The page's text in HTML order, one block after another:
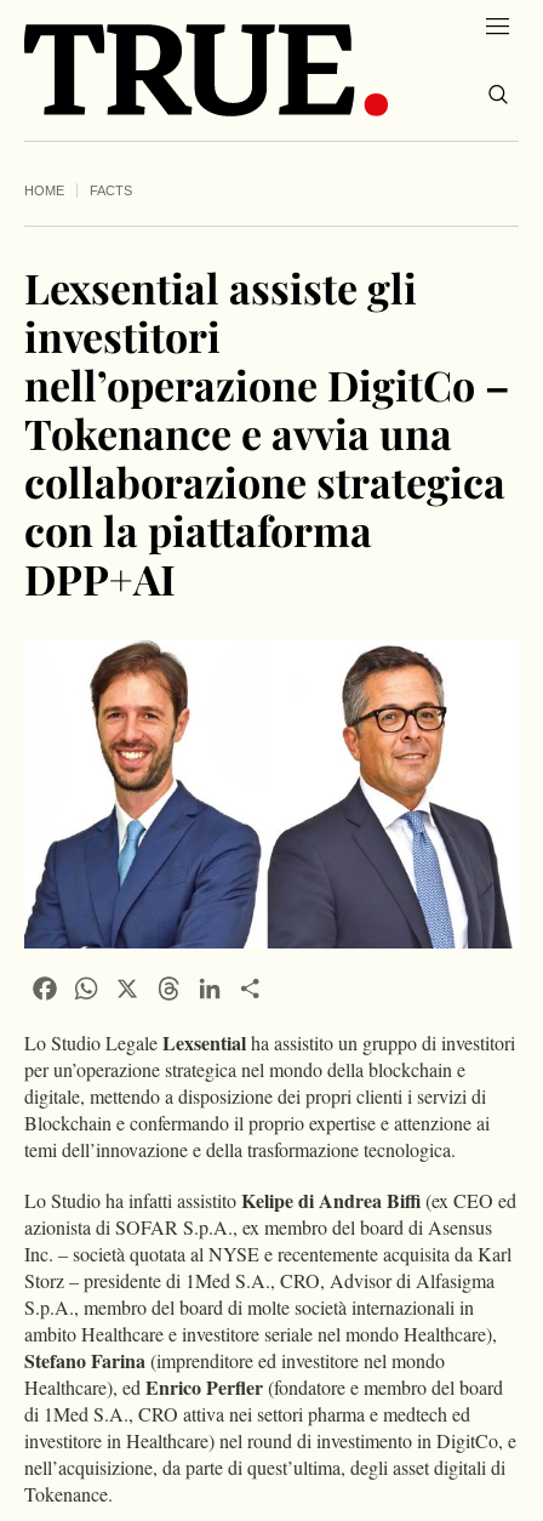
HOME FACTS
Lexsential assiste gli
investitori
nell’operazione DigitCo –
Tokenance e avvia una
collaborazione strategica
con la piattaforma
DPP+AI
FacebookWhatsApp ThreadsLinkedIn
Lo Studio LegaleLexsentialha assistito un gruppo di investitori
per un’operazione strategica nel mondo della blockchain e
digitale, mettendo a disposizione dei propri clienti i servizi di
Blockchain e confermando il proprio expertise e attenzione ai
temi dell’innovazione e della trasformazione tecnologica.
Lo Studio ha infatti assistitoKelipe di Andrea Biffi(ex CEO ed
azionista di SOFAR S.p.A., ex membro del board di Asensus
Inc. – società quotata al NYSE e recentemente acquisita da Karl
Storz – presidente di 1Med S.A., CRO, Advisor di Alfasigma
S.p.A., membro del board di molte società internazionali in
ambito Healthcare e investitore seriale nel mondo Healthcare),
Stefano Farina(imprenditore ed investitore nel mondo
Healthcare), edEnrico Perfler(fondatore e membro del board
di 1Med S.A., CRO attiva nei settori pharma e medtech ed
investitore in Healthcare) nel round di investimento in DigitCo, e
nell’acquisizione, da parte di quest’ultima, degli asset digitali di
Tokenance.